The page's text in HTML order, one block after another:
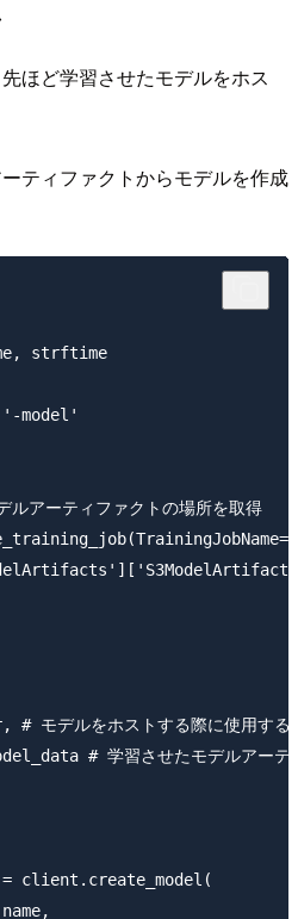
ほど学習させたモデルをホス
ティファクトからモデルを作成
strftime
'-model'
ルアーティファクトの場所を取得
モデルをホストする際に使用する
# 学習させたモデルアーテ
= client.create_model(